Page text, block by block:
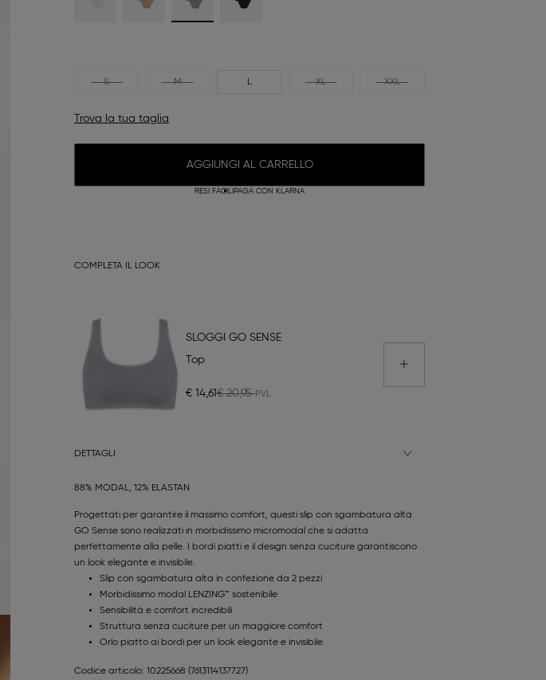
S M L XL XXL
Trova la tua taglia
AGGIUNGI AL CARRELLO
RESI FACILI PAGA CON KLARNA
COMPLETA IL LOOK
SLOGGI GO SENSE
Top
€ 14,61€ 20,95
DETTAGLI
88% MODAL, 12% ELASTAN
Progettati per garantire il massimo comfort, questi slip con sgambatura alta
GO Sense sono realizzati in morbidissimo micromodal che si adatta
perfettamente alla pelle. I bordi piatti e il design senza cuciture garantiscono
un look elegante e invisibile.
Slip con sgambatura alta in confezione da 2 pezzi
Morbidissimo modal LENZING™ sostenibile
Sensibilità e comfort incredibili
Struttura senza cuciture per un maggiore comfort
Orlo piatto ai bordi per un look elegante e invisibile
Codice articolo: 10225668 (7613114137727)